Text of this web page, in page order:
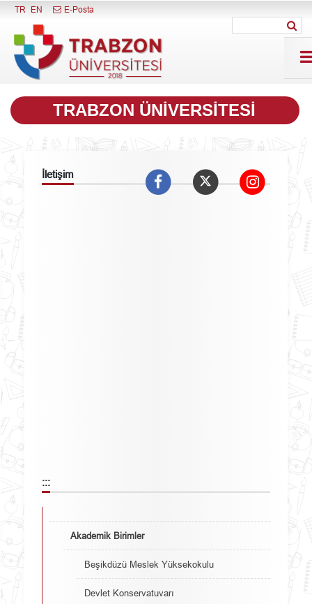
Menüyü Kapat
TR EN E-Posta
TRABZON ÜNİVERSİTESİ
İletişim
:::
Akademik Birimler
Beşikdüzü Meslek Yüksekokulu
Devlet Konservatuvarı